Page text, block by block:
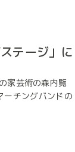
テージ」に
家芸術の森内覧
チングバンドの